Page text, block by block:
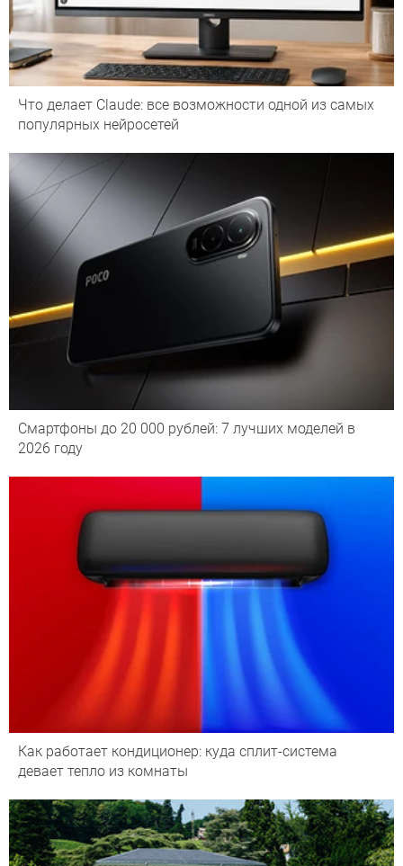
Что делает Сlaude: все возможности одной из самых
популярных нейросетей
Смартфоны до 20 000 рублей: 7 лучших моделей в
2026 году
Как работает кондиционер: куда сплит-система
девает тепло из комнаты